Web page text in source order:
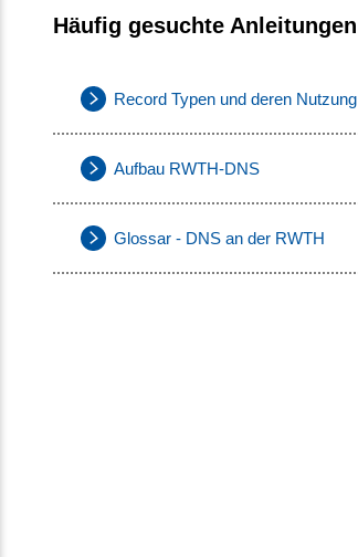
Häufig gesuchte Anleitungen
Record Typen und deren Nutzung
Aufbau RWTH-DNS
Glossar - DNS an der RWTH